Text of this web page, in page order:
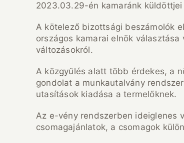
2023.03.29-én kamaránk
A kötelező bizottsági beszámolók
országos kamarai elnök
változásokról.
A közgyűlés alatt több érdekes, a
gondolat a munkautalvány
utasítások kiadása a termelőknek.
Az e-vény rendszerben ideiglenes
csomagajánlatok, a csomagok